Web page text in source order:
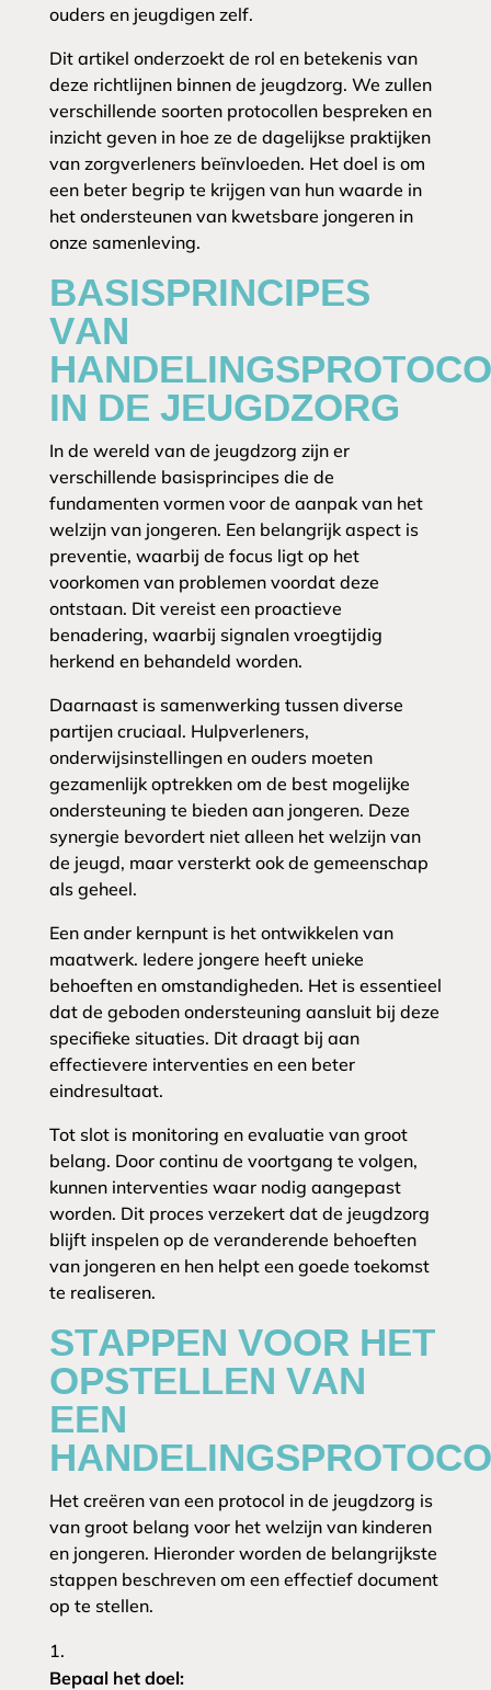
ouders en jeugdigen zelf.
Dit artikel onderzoekt de rol en betekenis van
deze richtlijnen binnen de jeugdzorg. We zullen
verschillende soorten protocollen bespreken en
inzicht geven in hoe ze de dagelijkse praktijken
van zorgverleners beïnvloeden. Het doel is om
een beter begrip te krijgen van hun waarde in
het ondersteunen van kwetsbare jongeren in
onze samenleving.
BASISPRINCIPES
VAN
IN DE JEUGDZORG
In de wereld van de jeugdzorg zijn er
verschillende basisprincipes die de
fundamenten vormen voor de aanpak van het
welzijn van jongeren. Een belangrijk aspect is
preventie, waarbij de focus ligt op het
voorkomen van problemen voordat deze
ontstaan. Dit vereist een proactieve
benadering, waarbij signalen vroegtijdig
herkend en behandeld worden.
Daarnaast is samenwerking tussen diverse
partijen cruciaal. Hulpverleners,
onderwijsinstellingen en ouders moeten
gezamenlijk optrekken om de best mogelijke
ondersteuning te bieden aan jongeren. Deze
synergie bevordert niet alleen het welzijn van
de jeugd, maar versterkt ook de gemeenschap
als geheel.
Een ander kernpunt is het ontwikkelen van
maatwerk. Iedere jongere heeft unieke
behoeften en omstandigheden. Het is essentieel
dat de geboden ondersteuning aansluit bij deze
specifieke situaties. Dit draagt bij aan
effectievere interventies en een beter
eindresultaat.
Tot slot is monitoring en evaluatie van groot
belang. Door continu de voortgang te volgen,
kunnen interventies waar nodig aangepast
worden. Dit proces verzekert dat de jeugdzorg
blijft inspelen op de veranderende behoeften
van jongeren en hen helpt een goede toekomst
te realiseren.
STAPPEN VOOR HET
OPSTELLEN VAN
EEN
Het creëren van een protocol in de jeugdzorg is
van groot belang voor het welzijn van kinderen
en jongeren. Hieronder worden de belangrijkste
stappen beschreven om een effectief document
op te stellen.
Bepaal het doel: